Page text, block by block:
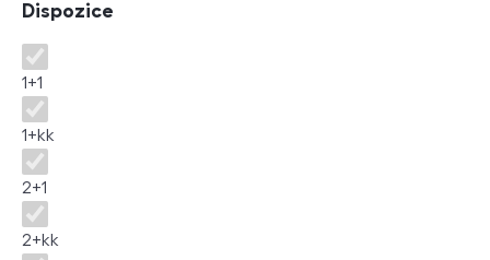
Dispozice
Dispozice
1+1
1+kk
2+1
2+kk